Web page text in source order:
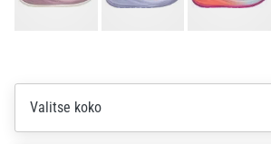
sitä…
•
7 min. luetaan
Juoksijan
Valitse koko